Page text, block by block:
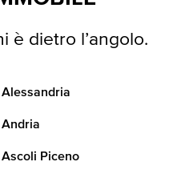
è dietro l’angolo.
Alessandria
Andria
Ascoli Piceno